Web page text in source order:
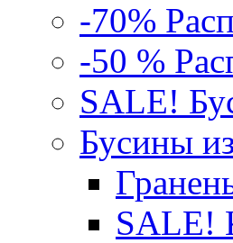
-70%
-50 %
SALE!
Бусины
SALE!